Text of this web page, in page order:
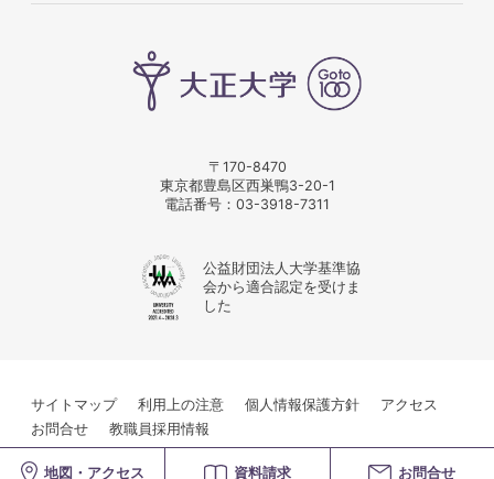
〒170-8470
東京都豊島区西巣鴨3-20-1
電話番号： 03-3918-7311
公益財団法人大学基準協
会から適合認定を受けま
した
サイトマップ 利用上の注意 個人情報保護方針
アクセス
お問合せ
教職員採用情報
地図・アクセス 資料請求 お問合せ